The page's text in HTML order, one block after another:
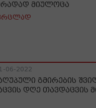
მიულოცა
1-06-2022
გმირების
დღე თავდაცვის